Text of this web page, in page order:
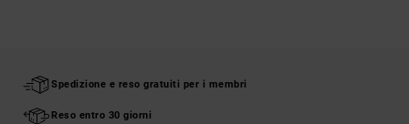
Spedizione e reso gratuiti per i membri
Reso entro 30 giorni